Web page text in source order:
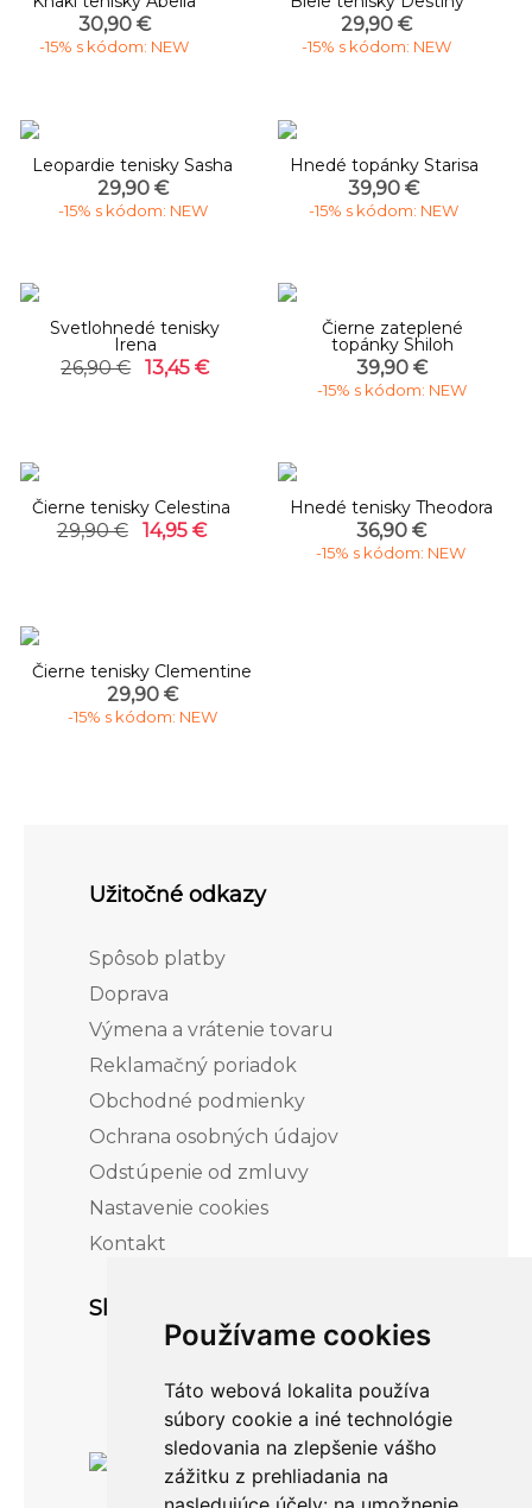
Používame cookies
Táto webová lokalita používa
súbory cookie a iné technológie
sledovania na zlepšenie vášho
zážitku z prehliadania na
30,90 €
-15% s kódom: NEW
29,90 €
-15% s kódom: NEW
Leopardie tenisky Sasha
29,90 €
-15% s kódom: NEW
Hnedé topánky Starisa
39,90 €
-15% s kódom: NEW
Svetlohnedé tenisky
Irena
26,90 € 13,45 €
Čierne zateplené
topánky Shiloh
39,90 €
-15% s kódom: NEW
Čierne tenisky Celestina
29,90 € 14,95 €
Hnedé tenisky Theodora
36,90 €
-15% s kódom: NEW
Čierne tenisky Clementine
29,90 €
-15% s kódom: NEW
Užitočné odkazy
Spôsob platby
Doprava
Výmena a vrátenie tovaru
Reklamačný poriadok
Obchodné podmienky
Ochrana osobných údajov
Odstúpenie od zmluvy
Nastavenie cookies
Kontakt
Sledujte nás